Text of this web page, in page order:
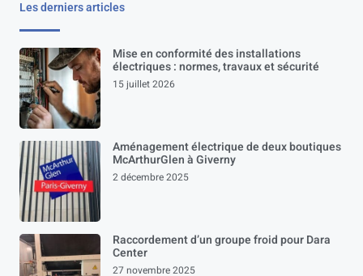
Les derniers articles
Mise en conformité des installations
électriques : normes, travaux et sécurité
15 juillet 2026
Aménagement électrique de deux boutiques
McArthurGlen à Giverny
2 décembre 2025
Raccordement d’un groupe froid pour Dara
Center
27 novembre 2025